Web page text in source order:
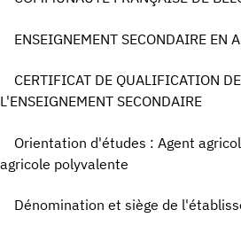
ENSEIGNEMENT SECONDAIRE EN
CERTIFICAT DE QUALIFICATION
L'ENSEIGNEMENT SECONDAIRE
Orientation d'études : Agent
agricole polyvalente
Dénomination et siège de